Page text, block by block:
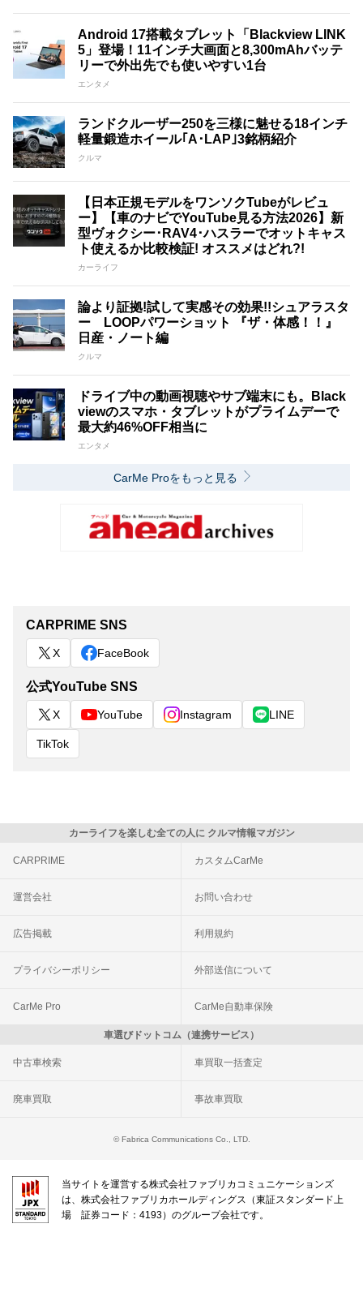
Android 17搭載タブレット「Blackview LINK
5」登場！11インチ大画面と8,300mAhバッテ
リーで外出先でも使いやすい1台
エンタメ
ランドクルーザー250を三様に魅せる18インチ
軽量鍛造ホイール｢A･LAP｣3銘柄紹介
クルマ
【日本正規モデルをワンソクTubeがレビュ
ー】【車のナビでYouTube見る方法2026】新
型ヴォクシー･RAV4･ハスラーでオットキャス
ト使えるか比較検証! オススメはどれ?!
カーライフ
論より証拠!試して実感その効果!!シュアラスタ
ー LOOPパワーショット 『ザ・体感！！』
日産・ノート編
クルマ
ドライブ中の動画視聴やサブ端末にも。Black
viewのスマホ・タブレットがプライムデーで
最大約46%OFF相当に
エンタメ
CarMe Proをもっと見る
CARPRIME SNS
X FaceBook
公式YouTube SNS
X YouTube Instagram LINE
TikTok
カーライフを楽しむ全ての人に クルマ情報マガジン
CARPRIME カスタムCarMe
運営会社 お問い合わせ
広告掲載 利用規約
プライバシーポリシー 外部送信について
CarMe Pro CarMe自動車保険
車選びドットコム（連携サービス）
中古車検索 車買取一括査定
廃車買取 事故車買取
© Fabrica Communications Co., LTD.
当サイトを運営する株式会社ファブリカコミュニケーションズ
は、株式会社ファブリカホールディングス（東証スタンダード上
場 証券コード：4193）のグループ会社です。